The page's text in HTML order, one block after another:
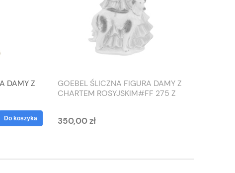
DAMY Z
Do koszyka
GOEBEL ŚLICZNA FIGURA DAMY Z
CHARTEM ROSYJSKIM#FF 275 Z
350,00 zł